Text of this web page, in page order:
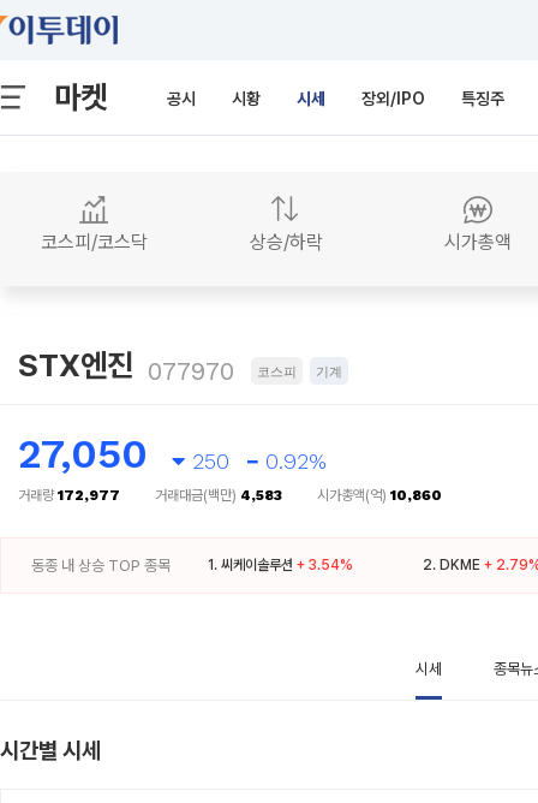
마켓 공시 시황 시세 장외/IPO 특징주
코스피/코스닥 상승/하락 시가총액
STX엔진 077970 코스피 기계
27,050 250 0.92%
거래량172,977 거래대금(백만) 4,583 시가총액(억) 10,860
동종 내 상승 TOP 종목 1. 씨케이솔루션 + 3.54% 2. DKME +
시세 종목뉴